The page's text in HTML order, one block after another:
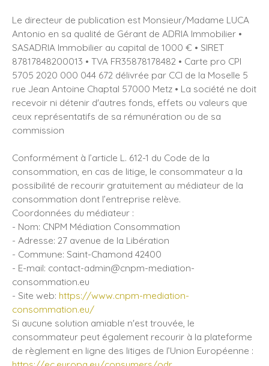
Le directeur de publication est Monsieur/Madame LUCA
Antonio en sa qualité de Gérant de ADRIA Immobilier •
SASADRIA Immobilier au capital de 1000 € • SIRET
87817848200013 • TVA FR35878178482 • Carte pro CPI
5705 2020 000 044 672 délivrée par CCI de la Moselle 5
rue Jean Antoine Chaptal 57000 Metz • La société ne doit
recevoir ni détenir d'autres fonds, effets ou valeurs que
ceux représentatifs de sa rémunération ou de sa
commission
Conformément à l’article L. 612-1 du Code de la
consommation, en cas de litige, le consommateur a la
possibilité de recourir gratuitement au médiateur de la
consommation dont l’entreprise relève.
Coordonnées du médiateur :
- Nom: CNPM Médiation Consommation
- Adresse: 27 avenue de la Libération
- Commune: Saint-Chamond 42400
- E-mail: contact-admin@cnpm-mediation-
consommation.eu
- Site web: https://www.cnpm-mediation-
consommation.eu/
Si aucune solution amiable n'est trouvée, le
consommateur peut également recourir à la plateforme
de règlement en ligne des litiges de l’Union Européenne :